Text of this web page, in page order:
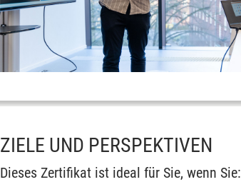
ZIELE UND PERSPEKTIVEN
Dieses Zertifikat ist ideal für Sie, wenn Sie: